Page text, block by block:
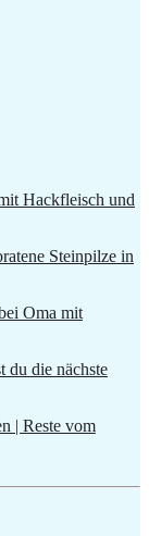
Hackfleisch und
Steinpilze in
Oma mit
du die nächste
| Reste vom